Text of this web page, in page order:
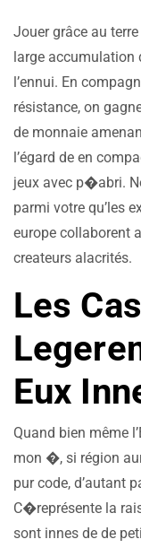
Jouer grâce au
large accumulation
l’ennui. En
résistance, on
de monnaie
l’égard de en
jeux avec p�abri.
parmi votre qu’les
europe collaborent
createurs alacrités.
Les
Eux
Quand bien même
mon �, si région
pur code, d’autant
C�représente la
sont innes de de